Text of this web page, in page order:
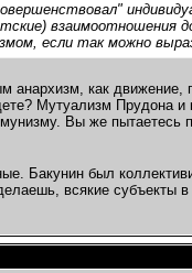
взаимоотношения
если так можно
анархизм, как
Мутуализм Прудона и
Вы же пытаетесь
Бакунин был
всякие субъекты в